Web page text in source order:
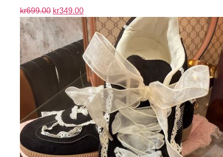
kr699.00 kr349.00